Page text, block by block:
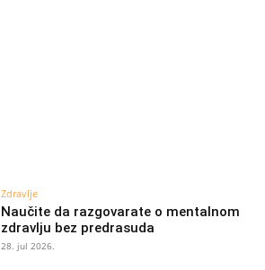
Zdravlje
Naučite da razgovarate o mentalnom
zdravlju bez predrasuda
28. jul 2026.